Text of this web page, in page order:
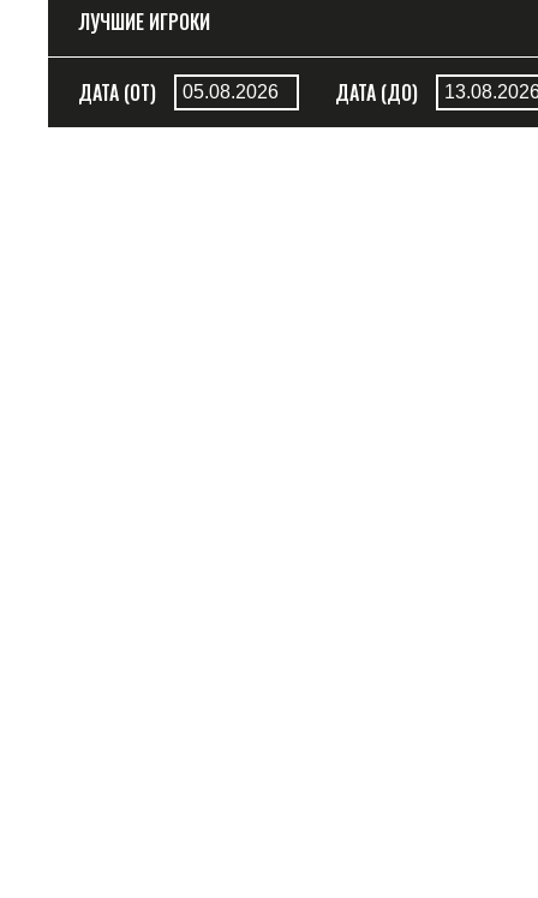
ЛУЧШИЕ ИГРОКИ
ДАТА (ОТ) ДАТА (ДО)